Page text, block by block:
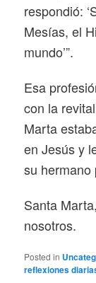
respondió:
Mesías, el
mundo’”.
Esa
con la
Marta
en Jesús y
su hermano
Santa
nosotros.
Posted in
reflexiones